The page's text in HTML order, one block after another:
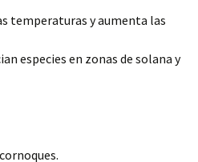
temperaturas y aumenta las
especies en zonas de solana y